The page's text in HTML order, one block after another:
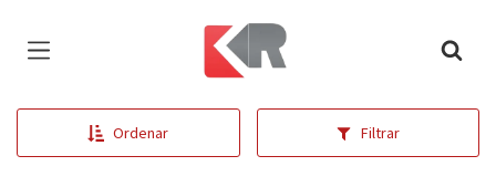
Página inicial
Ordenar Filtrar